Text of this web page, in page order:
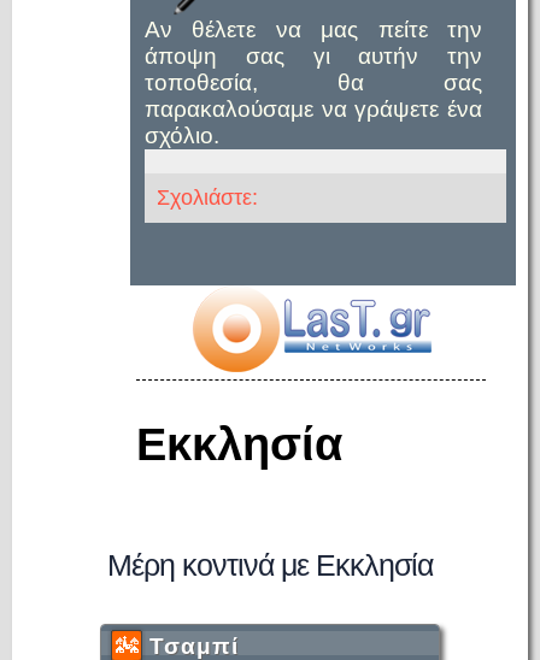
Αν θέλετε να μας πείτε την
άποψη σας γι αυτήν την
τοποθεσία, θα σας
παρακαλούσαμε να γράψετε ένα
σχόλιο.
Σχολιάστε:
Εκκλησία
Μέρη κοντινά με Εκκλησία
Τσαμπί